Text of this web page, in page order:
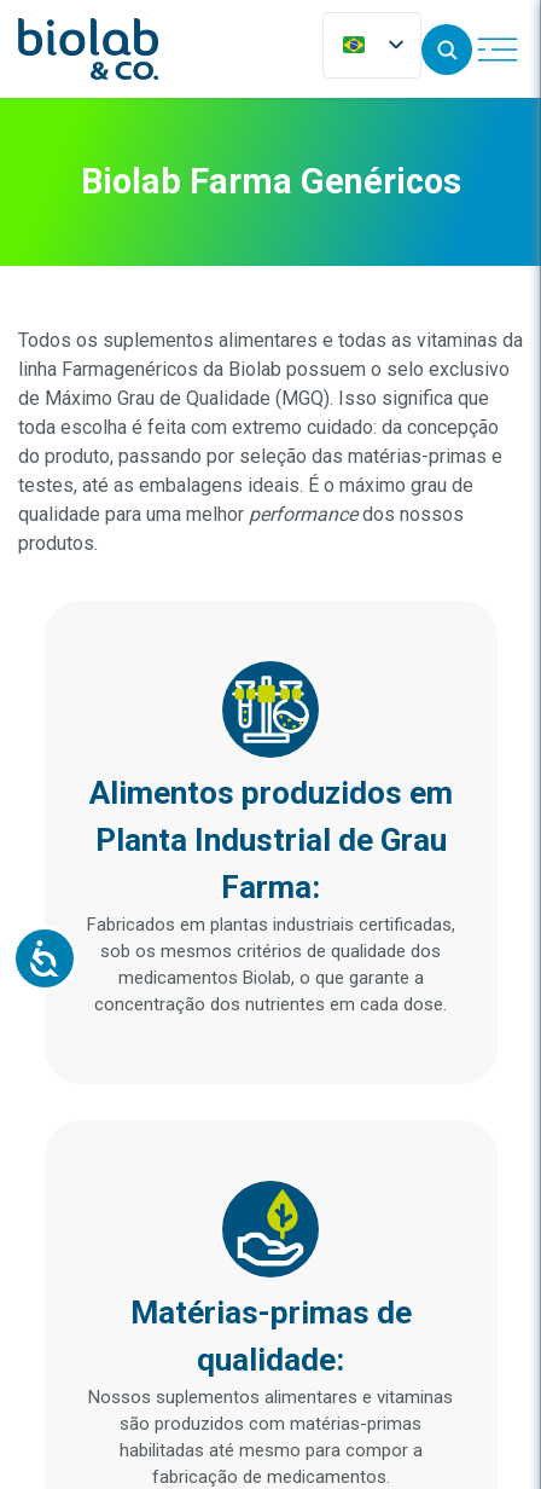
Biolab Farma Genéricos
Todos os suplementos alimentares e todas as vitaminas da
linha Farmagenéricos da Biolab possuem o selo exclusivo
de Máximo Grau de Qualidade (MGQ). Isso significa que
toda escolha é feita com extremo cuidado: da concepção
do produto, passando por seleção das matérias-primas e
testes, até as embalagens ideais. É o máximo grau de
qualidade para uma melhor performancedos nossos
produtos.
Alimentos produzidos em
Planta Industrial de Grau
Farma:
Fabricados em plantas industriais certificadas,
sob os mesmos critérios de qualidade dos
medicamentos Biolab, o que garante a
concentração dos nutrientes em cada dose.
Matérias-primas de
qualidade:
Nossos suplementos alimentares e vitaminas
são produzidos com matérias-primas
habilitadas até mesmo para compor a
fabricação de medicamentos.